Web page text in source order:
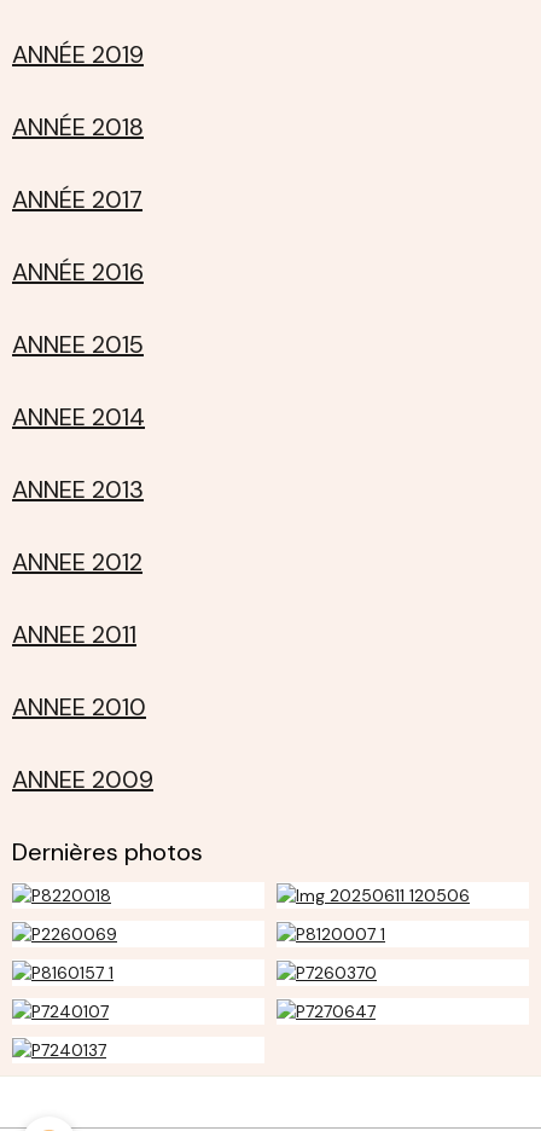
ANNÉE 2019
ANNÉE 2018
ANNÉE 2017
ANNÉE 2016
ANNEE 2015
ANNEE 2014
ANNEE 2013
ANNEE 2012
ANNEE 2011
ANNEE 2010
ANNEE 2009
Dernières photos